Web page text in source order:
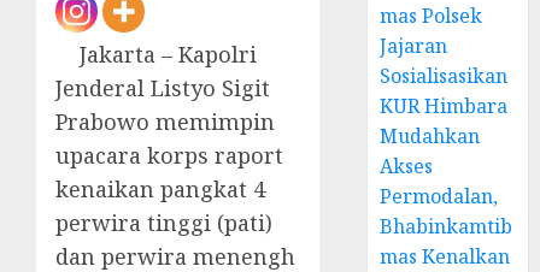
Jakarta – Kapolri
Jenderal Listyo Sigit
Prabowo memimpin
upacara korps raport
kenaikan pangkat 4
perwira tinggi (pati)
dan perwira menengh
mas Polsek
Jajaran
Sosialisasikan
KUR Himbara
Mudahkan
Akses
Permodalan,
Bhabinkamtib
mas Kenalkan